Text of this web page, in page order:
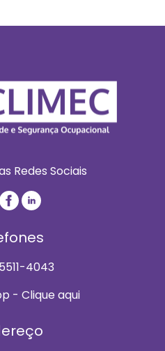
Redes Sociais
4043
- Clique aqui